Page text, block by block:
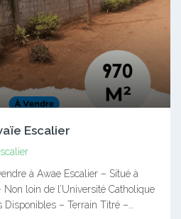
Escalier
à Awae Escalier – Situé à
loin de l’Université Catholique
Disponibles – Terrain Titré –…